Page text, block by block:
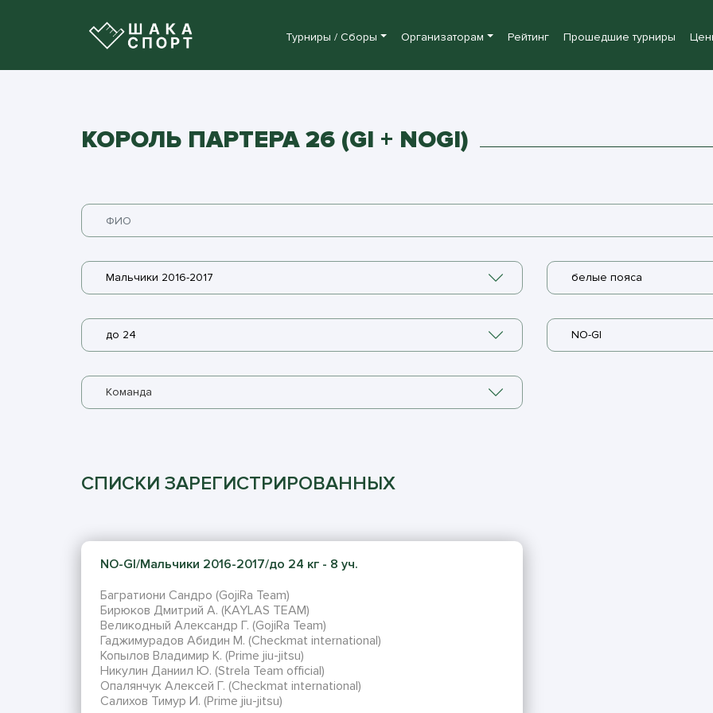
Турниры / Сборы Организаторам Рейтинг Прошедшие турниры
КОРОЛЬ ПАРТЕРА 26 (GI + NOGI)
Мальчики 2016-2017 белые пояса
до 24 NO-GI
Команда
СПИСКИ ЗАРЕГИСТРИРОВАННЫХ
NO-GI/Мальчики 2016-2017/до 24 кг - 8 уч.
Багратиони Сандро (GojiRa Team)
Бирюков Дмитрий А. (KAYLAS TEAM)
Великодный Александр Г. (GojiRa Team)
Гаджимурадов Абидин М. (Checkmat international)
Копылов Владимир К. (Prime jiu-jitsu)
Никулин Даниил Ю. (Strela Team official)
Опалянчук Алексей Г. (Checkmat international)
Салихов Тимур И. (Prime jiu-jitsu)